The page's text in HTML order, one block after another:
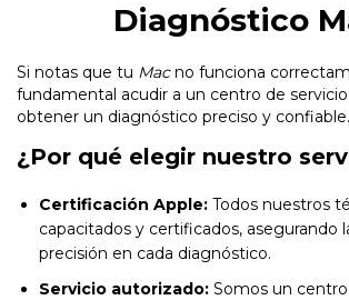
Diagnóstico
Si notas que tu Macno funciona
fundamental acudir a un centro de
obtener un diagnóstico preciso y confiable.
¿Por qué elegir nuestro
Certificación Apple: Todos nuestros
capacitados y certificados, asegurando
precisión en cada diagnóstico.
Servicio autorizado: Somos un